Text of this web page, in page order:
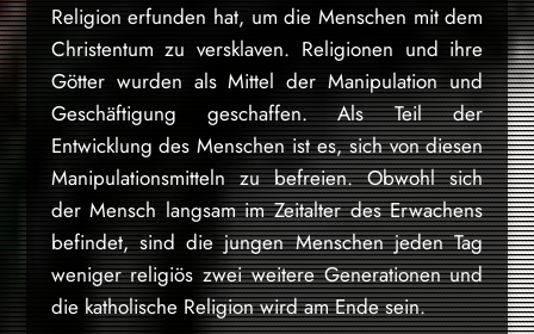
Religion erfunden hat, um die Menschen mit dem
Christentum zu versklaven. Religionen und ihre
Götter wurden als Mittel der Manipulation und
Geschäftigung geschaffen. Als Teil der
Entwicklung des Menschen ist es, sich von diesen
Manipulationsmitteln zu befreien. Obwohl sich
der Mensch langsam im Zeitalter des Erwachens
befindet, sind die jungen Menschen jeden Tag
weniger religiös zwei weitere Generationen und
die katholische Religion wird am Ende sein.